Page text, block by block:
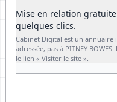
Mise en relation
quelques clics.
Cabinet Digital est un
adressée, pas à PITNEY BOWES. Pour les contacter directement, utilisez
le lien « Visiter le site ».